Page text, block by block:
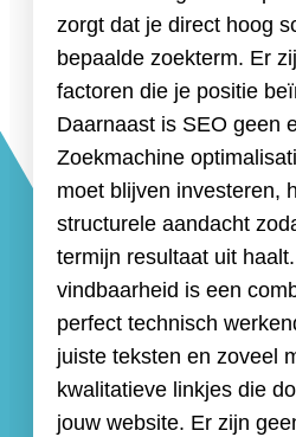
zorgt dat je direct hoog
bepaalde zoekterm. Er
factoren die je positie
Daarnaast is SEO geen
Zoekmachine
moet blijven investeren,
structurele aandacht
termijn resultaat uit
vindbaarheid is een
perfect technisch
juiste teksten en zoveel
kwalitatieve linkjes die
jouw website. Er zijn